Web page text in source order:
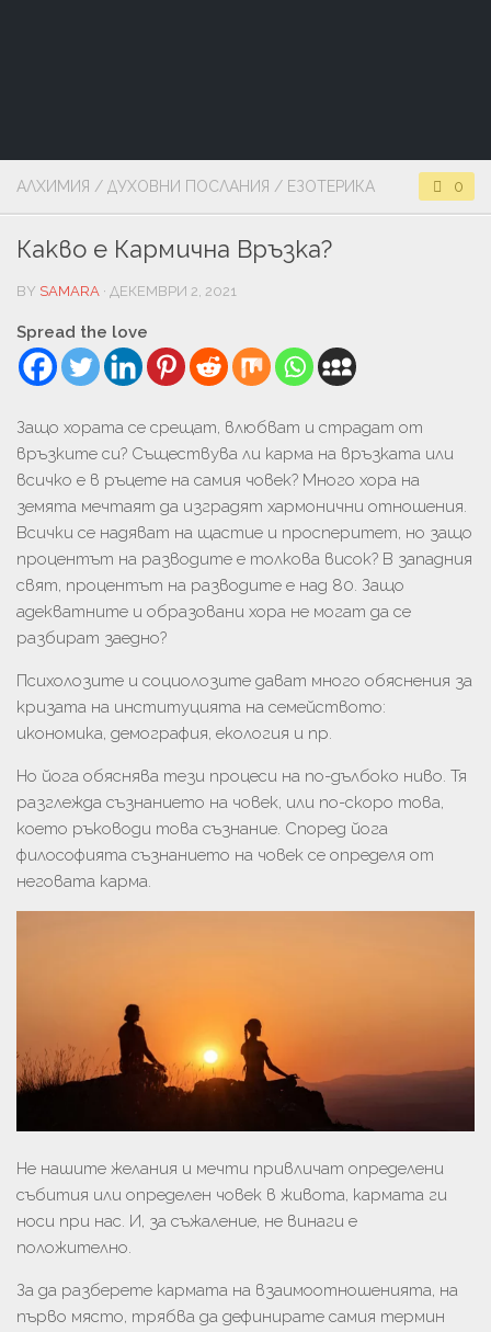
АЛХИМИЯ / ДУХОВНИ ПОСЛАНИЯ / ЕЗОТЕРИКА 0
Какво е Кармична Връзка?
BY SAMARA · ДЕКЕМВРИ 2, 2021
Spread the love
Защо хората се срещат, влюбват и страдат от
връзките си? Съществува ли карма на връзката или
всичко е в ръцете на самия човек? Много хора на
земята мечтаят да изградят хармонични отношения.
Всички се надяват на щастие и просперитет, но защо
процентът на разводите е толкова висок? В западния
свят, процентът на разводите е над 80. Защо
адекватните и образовани хора не могат да се
разбират заедно?
Психолозите и социолозите дават много обяснения за
кризата на институцията на семейството:
икономика, демография, екология и пр.
Но йога обяснява тези процеси на по-дълбоко ниво. Тя
разглежда съзнанието на човек, или по-скоро това,
което ръководи това съзнание. Според йога
философията съзнанието на човек се определя от
неговата карма.
Не нашите желания и мечти привличат определени
събития или определен човек в живота, кармата ги
носи при нас. И, за съжаление, не винаги е
положително.
За да разберете кармата на взаимоотношенията, на
първо място, трябва да дефинирате самия термин